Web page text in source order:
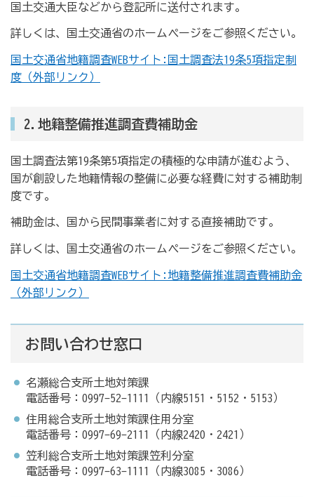
国土交通大臣などから登記所に送付されます。
詳しくは、国土交通省のホームページをご参照ください。
国土交通省地籍調査WEBサイト:国土調査法19条5項指定制
度（外部リンク）
2.地籍整備推進調査費補助金
国土調査法第19条第5項指定の積極的な申請が進むよう、
国が創設した地籍情報の整備に必要な経費に対する補助制
度です。
補助金は、国から民間事業者に対する直接補助です。
詳しくは、国土交通省のホームページをご参照ください。
国土交通省地籍調査WEBサイト:地籍整備推進調査費補助金
（外部リンク）
お問い合わせ窓口
名瀬総合支所土地対策課
電話番号：0997-52-1111（内線5151・5152・5153）
住用総合支所土地対策課住用分室
電話番号：0997-69-2111（内線2420・2421）
笠利総合支所土地対策課笠利分室
電話番号：0997-63-1111（内線3085・3086）